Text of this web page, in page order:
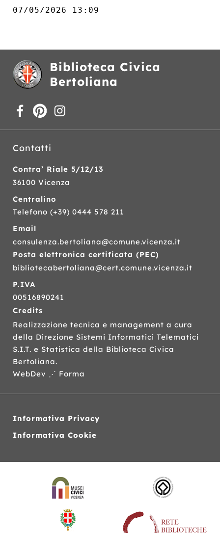
07/05/2026 13:09
Biblioteca Civica
Bertoliana
Contatti
Contra’ Riale 5/12/13
36100 Vicenza
Centralino
Telefono(+39) 0444 578 211
Email
consulenza.bertoliana@comune.vicenza.it
Posta elettronica certificata (PEC)
bibliotecabertoliana@cert.comune.vicenza.it
P.IVA
00516890241
Credits
Realizzazione tecnica e management a cura
della Direzione Sistemi Informatici Telematici
S.I.T. e Statistica della Biblioteca Civica
Bertoliana.
WebDev ⋰ Forma
Informativa Privacy
Informativa Cookie